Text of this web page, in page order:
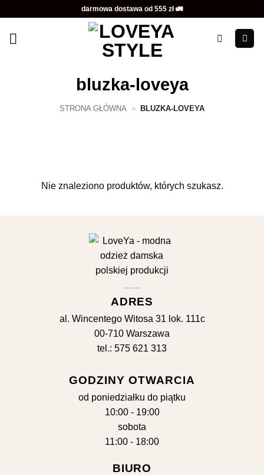
zawartości
darmowa dostawa od 555 zł 🚛
bluzka-loveya
STRONA GŁÓWNA » BLUZKA-LOVEYA
Nie znaleziono produktów, których szukasz.
ADRES
al. Wincentego Witosa 31 lok. 111c
00-710 Warszawa
tel.: 575 621 313
GODZINY OTWARCIA
od poniedziałku do piątku
10:00 - 19:00
sobota
11:00 - 18:00
BIURO